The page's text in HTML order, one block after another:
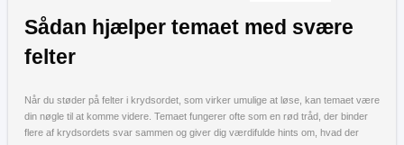
Sådan hjælper temaet med svære
felter
Når du støder på felter i krydsordet, som virker umulige at løse, kan temaet være
din nøgle til at komme videre. Temaet fungerer ofte som en rød tråd, der binder
flere af krydsordets svar sammen og giver dig værdifulde hints om, hvad der